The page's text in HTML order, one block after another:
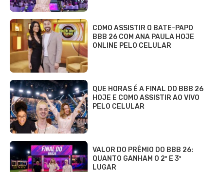
COMO ASSISTIR O BATE-PAPO
BBB 26 COM ANA PAULA HOJE
ONLINE PELO CELULAR
QUE HORAS É A FINAL DO BBB 26
HOJE E COMO ASSISTIR AO VIVO
PELO CELULAR
VALOR DO PRÊMIO DO BBB 26:
QUANTO GANHAM O 2º E 3º
LUGAR